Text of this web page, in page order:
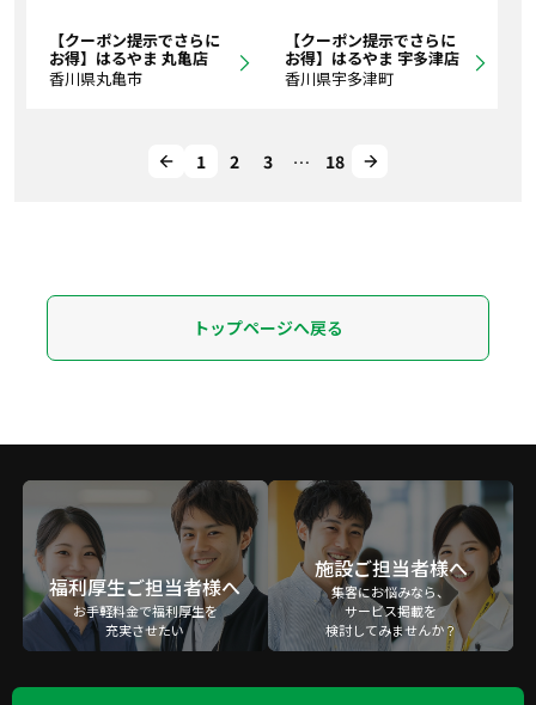
【クーポン提示でさらに
お得】はるやま 丸亀店
香川県丸亀市
【クーポン提示でさらに
お得】はるやま 宇多津店
香川県宇多津町
1 2 3 … 18
トップページへ戻る
福利厚生ご担当者様へ
お手軽料金で福利厚生を
充実させたい
施設ご担当者様へ
集客にお悩みなら、
サービス掲載を
検討してみませんか？